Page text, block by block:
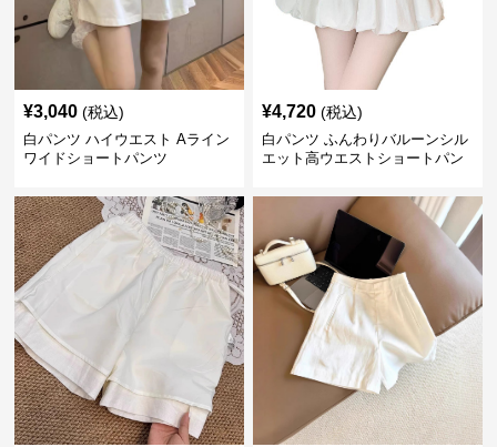
¥3,040 (税込)
白パンツ ハイウエスト Aライン
ワイドショートパンツ
¥4,720 (税込)
白パンツ ふんわりバルーンシル
エット高ウエストショートパン